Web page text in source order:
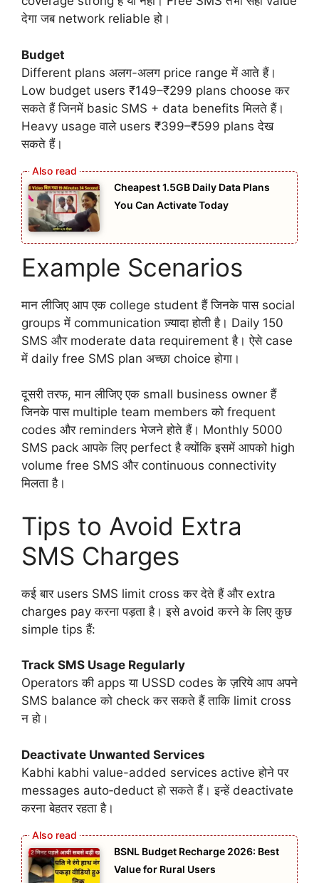
देगा जब network reliable हो।
Budget
Different plans अलग-अलग price range में आते हैं।
Low budget users ₹149–₹299 plans choose कर
सकते हैं जिनमें basic SMS + data benefits मिलते हैं।
Heavy usage वाले users ₹399–₹599 plans देख
सकते हैं।
Cheapest 1.5GB Daily Data Plans
You Can Activate Today
Example Scenarios
मान लीजिए आप एक college student हैं जिनके पास social
groups में communication ज़्यादा होती है। Daily 150
SMS और moderate data requirement है। ऐसे case
में daily free SMS plan अच्छा choice होगा।
दूसरी तरफ, मान लीजिए एक small business owner हैं
जिनके पास multiple team members को frequent
codes और reminders भेजने होते हैं। Monthly 5000
SMS pack आपके लिए perfect है क्योंकि इसमें आपको high
volume free SMS और continuous connectivity
मिलता है।
Tips to Avoid Extra
SMS Charges
कई बार users SMS limit cross कर देते हैं और extra
charges pay करना पड़ता है। इसे avoid करने के लिए कुछ
simple tips हैं:
Track SMS Usage Regularly
Operators की apps या USSD codes के ज़रिये आप अपने
SMS balance को check कर सकते हैं ताकि limit cross
न हो।
Deactivate Unwanted Services
Kabhi kabhi value-added services active होने पर
messages auto‑deduct हो सकते हैं। इन्हें deactivate
करना बेहतर रहता है।
BSNL Budget Recharge 2026: Best
Value for Rural Users